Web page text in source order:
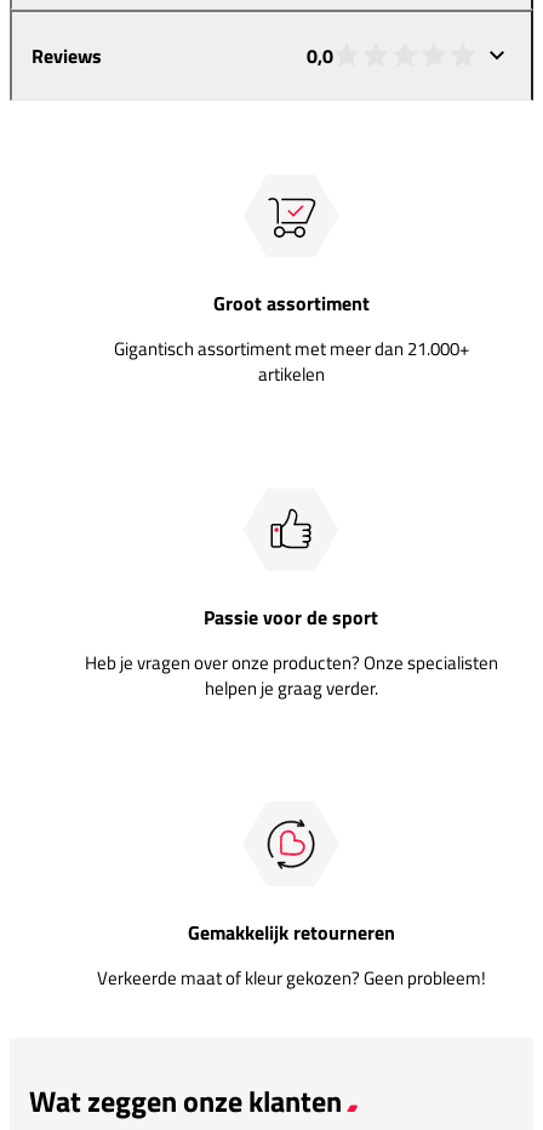
Reviews 0,0
Groot assortiment
Gigantisch assortiment met meer dan 21.000+
artikelen
Passie voor de sport
Heb je vragen over onze producten? Onze specialisten
helpen je graag verder.
Gemakkelijk retourneren
Verkeerde maat of kleur gekozen? Geen probleem!
Wat zeggen onze klanten